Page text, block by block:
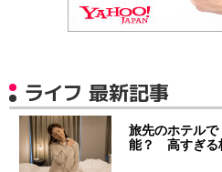
ライフ 最新記事
旅先のホテル
能？ 高すぎる